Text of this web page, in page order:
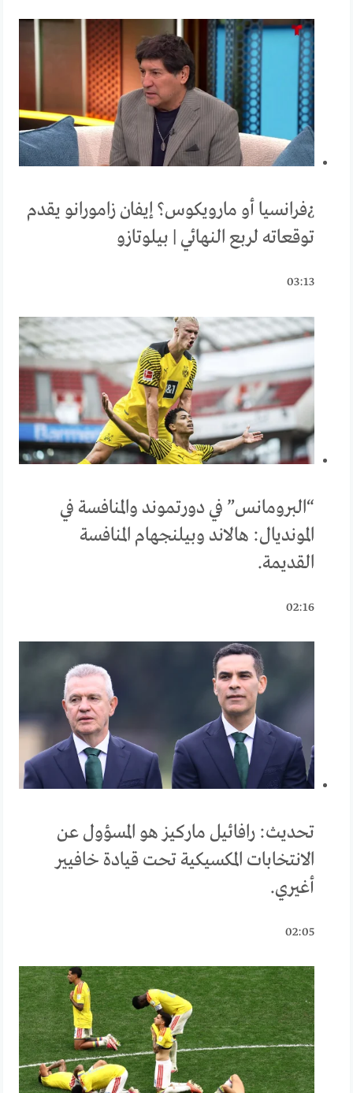
¿فرانسيا أو مارويكوس؟ إيفان زامورانو يقدم
توقعاته لربع النهائي | بيلوتازو
03:13
“البرومانس” في دورتموند والمنافسة في
المونديال: هالاند وبيلنجهام المنافسة
القديمة.
02:16
تحديث: رافائيل ماركيز هو المسؤول عن
الانتخابات المكسيكية تحت قيادة خافيير
أغيري.
02:05